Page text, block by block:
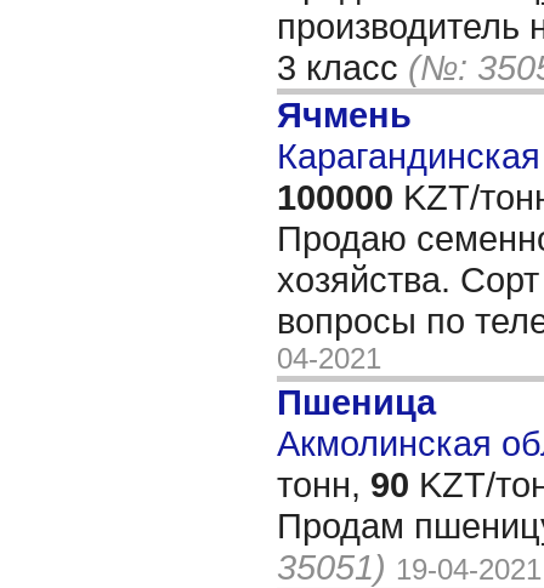
производитель
3 класс (№:
Ячмень
100000 KZT/
Продаю
хозяйства.
вопросы по
04-2021
Пшеница
Акмолинская
тонн, 90 KZT/
Продам
35051) 19-04-2021